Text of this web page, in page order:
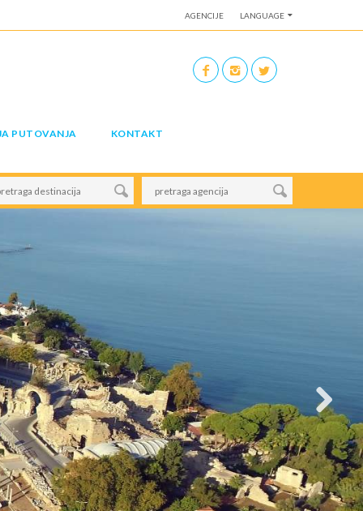
AGENCIJE LANGUAGE
PUTOVANJA KONTAKT